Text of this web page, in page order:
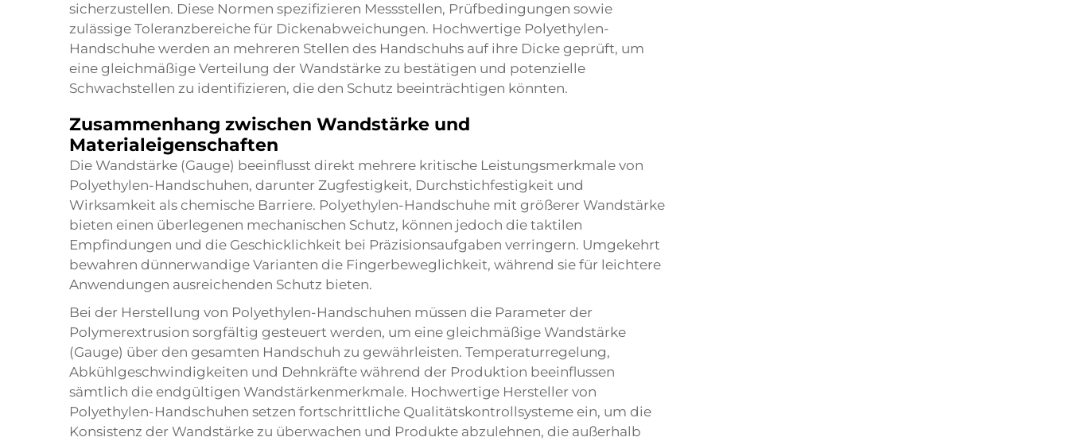
sicherzustellen. Diese Normen spezifizieren Messstellen, Prüfbedingungen sowie
zulässige Toleranzbereiche für Dickenabweichungen. Hochwertige Polyethylen-
Handschuhe werden an mehreren Stellen des Handschuhs auf ihre Dicke geprüft, um
eine gleichmäßige Verteilung der Wandstärke zu bestätigen und potenzielle
Schwachstellen zu identifizieren, die den Schutz beeinträchtigen könnten.
Zusammenhang zwischen Wandstärke und
Materialeigenschaften
Die Wandstärke (Gauge) beeinflusst direkt mehrere kritische Leistungsmerkmale von
Polyethylen-Handschuhen, darunter Zugfestigkeit, Durchstichfestigkeit und
Wirksamkeit als chemische Barriere. Polyethylen-Handschuhe mit größerer Wandstärke
bieten einen überlegenen mechanischen Schutz, können jedoch die taktilen
Empfindungen und die Geschicklichkeit bei Präzisionsaufgaben verringern. Umgekehrt
bewahren dünnerwandige Varianten die Fingerbeweglichkeit, während sie für leichtere
Anwendungen ausreichenden Schutz bieten.
Bei der Herstellung von Polyethylen-Handschuhen müssen die Parameter der
Polymerextrusion sorgfältig gesteuert werden, um eine gleichmäßige Wandstärke
(Gauge) über den gesamten Handschuh zu gewährleisten. Temperaturregelung,
Abkühlgeschwindigkeiten und Dehnkräfte während der Produktion beeinflussen
sämtlich die endgültigen Wandstärkenmerkmale. Hochwertige Hersteller von
Polyethylen-Handschuhen setzen fortschrittliche Qualitätskontrollsysteme ein, um die
Konsistenz der Wandstärke zu überwachen und Produkte abzulehnen, die außerhalb